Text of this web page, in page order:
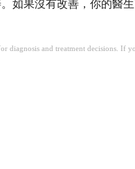
如果沒有改善，你的醫
and treatment decisions. If